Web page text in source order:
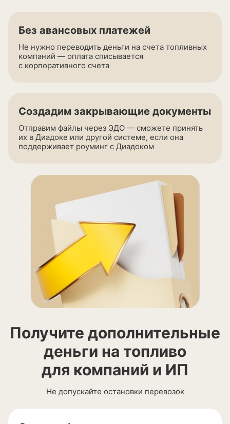
Без авансовых платежей
Не нужно переводить деньги на счета топливных
компаний — оплата списывается
с корпоративного счета
Создадим закрывающие документы
Отправим файлы через ЭДО — сможете принять
их в Диадоке или другой системе, если она
поддерживает роуминг с Диадоком
Получите дополнительные
деньги на топливо
для компаний и ИП
Не допускайте остановки перевозок